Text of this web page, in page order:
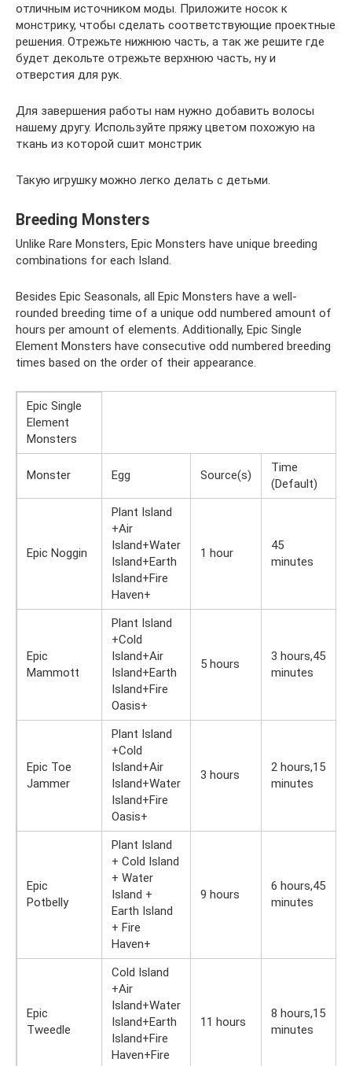
отличным источником моды. Приложите носок к
монстрику, чтобы сделать соответствующие проектные
решения. Отрежьте нижнюю часть, а так же решите где
будет декольте отрежьте верхнюю часть, ну и
отверстия для рук.
Для завершения работы нам нужно добавить волосы
нашему другу. Используйте пряжу цветом похожую на
ткань из которой сшит монстрик
Такую игрушку можно легко делать с детьми.
Breeding Monsters
Unlike Rare Monsters, Epic Monsters have unique breeding
combinations for each Island.
Besides Epic Seasonals, all Epic Monsters have a well-
rounded breeding time of a unique odd numbered amount of
hours per amount of elements. Additionally, Epic Single
Element Monsters have consecutive odd numbered breeding
times based on the order of their appearance.
Epic Single
Element
Monsters
Monster Egg Source(s)
Time
(Default)
Epic Noggin
Plant Island
+Air
Island+Water
Island+Earth
Island+Fire
Haven+
1 hour
45
minutes
Epic
Mammott
Plant Island
+Cold
Island+Air
Island+Earth
Island+Fire
Oasis+
5 hours
3 hours,45
minutes
Epic Toe
Jammer
Plant Island
+Cold
Island+Air
Island+Water
Island+Fire
Oasis+
3 hours
2 hours,15
minutes
Epic
Potbelly
Plant Island
+ Cold Island
+ Water
Island +
Earth Island
+ Fire
Haven+
9 hours
6 hours,45
minutes
Epic
Tweedle
Cold Island
+Air
Island+Water
Island+Earth
Island+Fire
Haven+Fire
11 hours
8 hours,15
minutes